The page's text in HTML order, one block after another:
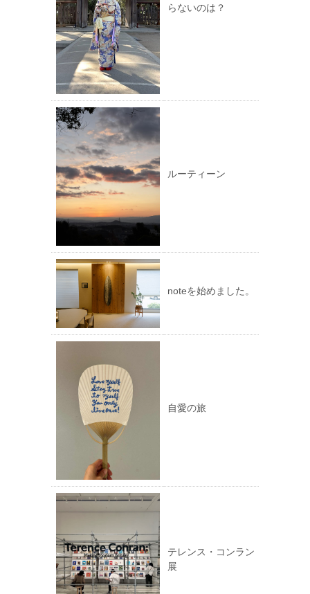
らないのは？
ルーティーン
noteを始めました。
自愛の旅
テレンス・コンラン
展